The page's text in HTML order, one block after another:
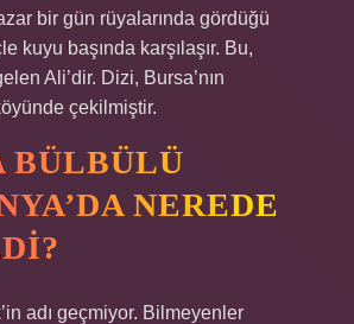
bir gün rüyalarında gördüğü
kuyu başında karşılaşır. Bu,
Ali’dir. Dizi, Bursa’nın
çekilmiştir.
BÜLBÜLÜ
NEREDE
adı geçmiyor. Bilmeyenler